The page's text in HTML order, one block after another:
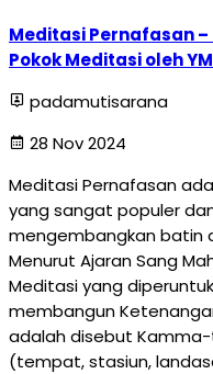
Meditasi Pernafasan
Pokok Meditasi oleh
padamutisarana
28 Nov 2024
Meditasi Pernafasan
yang sangat populer
mengembangkan batin
Menurut Ajaran Sang
Meditasi yang
membangun
adalah disebut Kamma-
(tempat, stasiun,